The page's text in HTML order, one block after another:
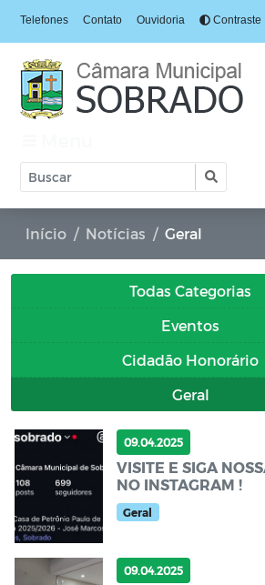
Telefones Contato Ouvidoria Contraste
Início Notícias Geral
Todas Categorias
Eventos
Cidadão Honorário
Geral
09.04.2025
VISITE E SIGA
NO INSTAGRAM !
Geral
09.04.2025